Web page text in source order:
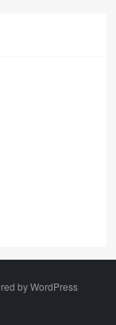
byWordPress